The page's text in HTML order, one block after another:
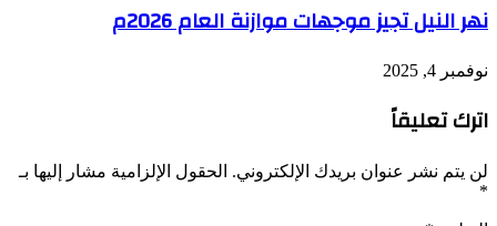
نهر النيل تجيز موجهات موازنة العام 2026م
نوفمبر 4, 2025
اترك تعليقاً
لن يتم نشر عنوان بريدك الإلكتروني. الحقول الإلزامية مشار إليها بـ
*